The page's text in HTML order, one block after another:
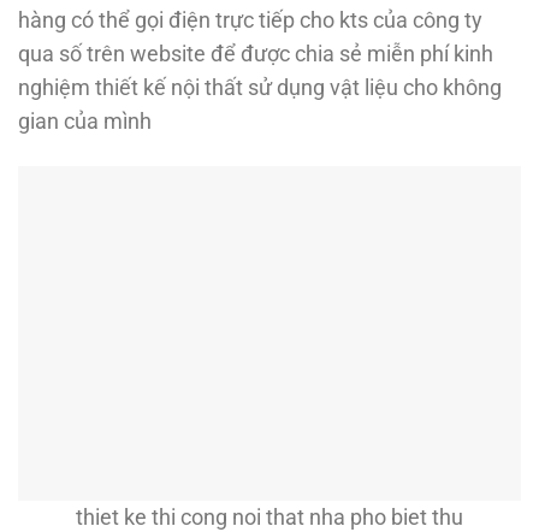
hàng có thể gọi điện trực tiếp cho kts của công ty
qua số trên website để được chia sẻ miễn phí kinh
nghiệm thiết kế nội thất sử dụng vật liệu cho không
gian của mình
thiet ke thi cong noi that nha pho biet thu